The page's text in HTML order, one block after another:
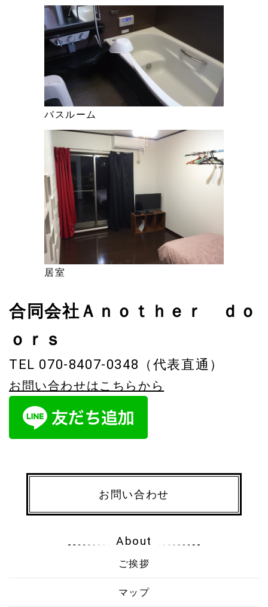
バスルーム
居室
合同会社Ａｎｏｔｈｅｒ ｄｏ
ｏｒｓ
TEL 070-8407-0348（代表直通）
お問い合わせはこちらから
お問い合わせ
About
ご挨拶
マップ